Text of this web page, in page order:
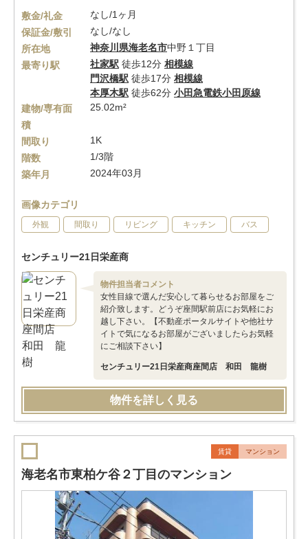
敷金/礼金
なし/1ヶ月
保証金/敷引
なし/なし
所在地
神奈川県海老名市中野１丁目
最寄り駅
社家駅 徒歩12分 相模線
門沢橋駅 徒歩17分 相模線
本厚木駅 徒歩62分 小田急電鉄小田原線
建物/専有面
積
25.02m²
間取り
1K
階数
1/3階
築年月
2024年03月
画像カテゴリ
外観 間取り リビング キッチン バス
センチュリー21日栄産商
物件担当者コメント
女性目線で選んだ安心して暮らせるお部屋をご
紹介致します。どうぞ座間駅前店にお気軽にお
越し下さい。【不動産ポータルサイトや他社サ
イトで気になるお部屋がございましたらお気軽
にご相談下さい】
センチュリー21日栄産商座間店 和田 龍樹
物件を詳しく見る
賃貸 マンション
海老名市東柏ケ谷２丁目のマンション